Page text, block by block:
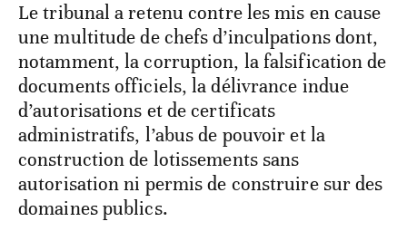
Le tribunal a retenu contre les mis en cause
une multitude de chefs d’inculpations dont,
notamment, la corruption, la falsification de
documents officiels, la délivrance indue
d’autorisations et de certificats
administratifs, l’abus de pouvoir et la
construction de lotissements sans
autorisation ni permis de construire sur des
domaines publics.